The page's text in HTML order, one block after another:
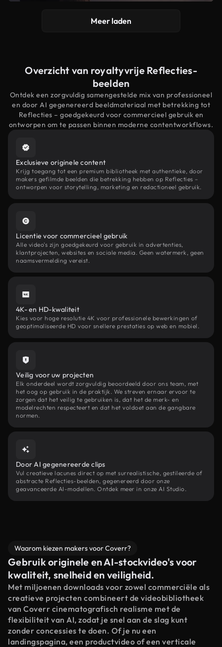
Meer laden
Overzicht van royaltyvrije Reflecties-
beelden
Ontdek een zorgvuldig samengestelde mix van professioneel
en door AI gegenereerd beeldmateriaal met betrekking tot
Reflecties – goedgekeurd voor commercieel gebruik en
ontworpen om te passen binnen moderne contentworkflows.
Exclusieve originele content
Krijg toegang tot een premium bibliotheek met authentieke, door
makers gefilmde beelden die betrekking hebben op Reflecties –
ontworpen voor storytelling, marketing en redactioneel gebruik.
Licentie voor commercieel gebruik
Alle video's zijn goedgekeurd voor gebruik in advertenties,
klantprojecten, websites en sociale media. Geen watermerk, geen
naamsvermelding vereist.
4K- en HD-kwaliteit
Kies voor hoge resolutie 4K voor professionele bewerkingen of
geoptimaliseerde HD voor snellere prestaties op web en mobiel.
Veilig voor uw projecten
Elk onderdeel wordt zorgvuldig beoordeeld door ons team, met
het oog op gebruik in de praktijk. We streven ernaar ervoor te
zorgen dat het veilig te gebruiken is, dat het de merk- en
modelrechten respecteert en dat het voldoet aan de gangbare
normen.
Door AI gegenereerde clips
Vul creatieve lacunes direct op met surrealistische, gestileerde of
abstracte Reflecties-beelden, gegenereerd door onze
geavanceerde AI-modellen. Ontdek meer in onze AI Studio.
Waarom kiezen makers voor Coverr?
Gebruik originele en AI-stockvideo's voor
kwaliteit, snelheid en veiligheid.
Met miljoenen downloads voor zowel commerciële als
creatieve projecten combineert de videobibliotheek
van Coverr cinematografisch realisme met de
flexibiliteit van AI, zodat je snel aan de slag kunt
zonder concessies te doen. Of je nu een
landingspagina, een productvideo of een verticale